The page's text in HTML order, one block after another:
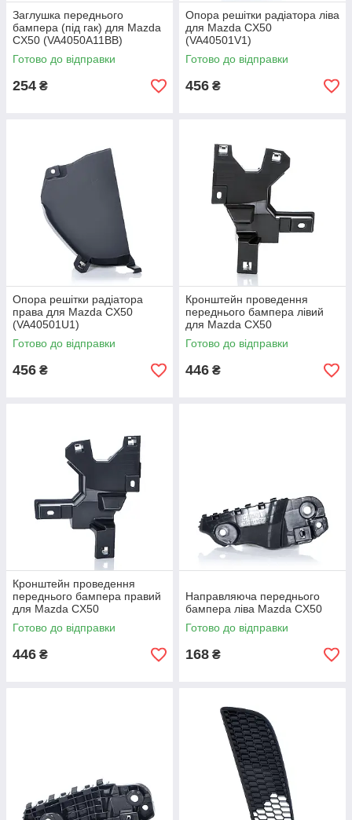
Заглушка переднього
бампера (під гак) для Mazda
CX50 (VA4050A11BB)
Готово до відправки
254 ₴
Опора решітки радіатора ліва
для Mazda CX50
(VA40501V1)
Готово до відправки
456 ₴
Опора решітки радіатора
права для Mazda CX50
(VA40501U1)
Готово до відправки
456 ₴
Кронштейн проведення
переднього бампера лівий
для Mazda CX50
(VA40501Y1)
Готово до відправки
446 ₴
Кронштейн проведення
переднього бампера правий
для Mazda CX50
(VA40501X1)
Готово до відправки
446 ₴
Направляюча переднього
бампера ліва Mazda CX50
Готово до відправки
168 ₴